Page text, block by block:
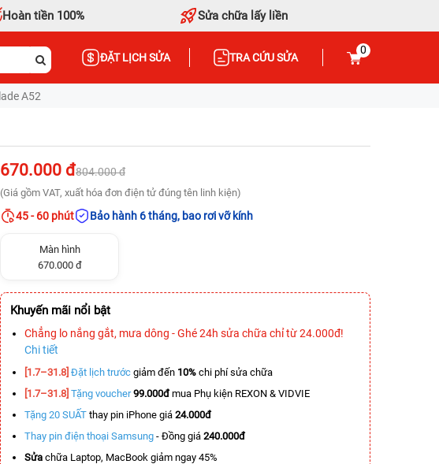
Hoàn tiền 100% Sửa chữa lấy liền
ĐẶT LỊCH SỬA TRA CỨU SỬA
0
A52
670.000 đ804.000 đ
(Giá gồm VAT, xuất hóa đơn điện tử đúng tên linh kiện)
45 - 60 phút Bảo hành 6 tháng, bao rơi vỡ kính
Màn hình
670.000 đ
Khuyến mãi nổi bật
Chẳng lo nắng gắt, mưa dông - Ghé 24h sửa chữa chỉ từ 24.000đ!
Chi tiết
[1.7–31.8] Đặt lịch trước giảm đến 10% chi phí sửa chữa
[1.7–31.8] Tặng voucher 99.000đmua Phụ kiện REXON & VIDVIE
Tặng 20 SUẤT thay pin iPhone giá 24.000đ
Thay pin điện thoại Samsung - Đồng giá 240.000đ
Sửa chữa Laptop, MacBook giảm ngay 45%